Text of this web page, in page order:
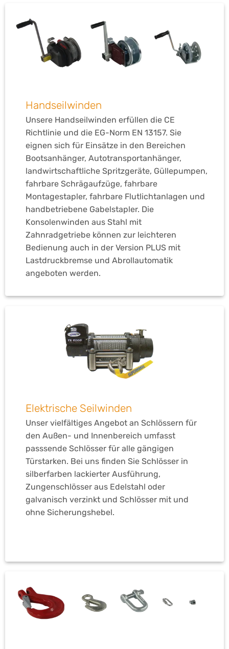
Handseilwinden
Unsere Handseilwinden erfüllen die CE
Richtlinie und die EG-Norm EN 13157. Sie
eignen sich für Einsätze in den Bereichen
Bootsanhänger, Autotransportanhänger,
landwirtschaftliche Spritzgeräte, Güllepumpen,
fahrbare Schrägaufzüge, fahrbare
Montagestapler, fahrbare Flutlichtanlagen und
handbetriebene Gabelstapler. Die
Konsolenwinden aus Stahl mit
Zahnradgetriebe können zur leichteren
Bedienung auch in der Version PLUS mit
Lastdruckbremse und Abrollautomatik
angeboten werden.
Elektrische Seilwinden
Unser vielfältiges Angebot an Schlössern für
den Außen- und Innenbereich umfasst
passsende Schlösser für alle gängigen
Türstarken. Bei uns finden Sie Schlösser in
silberfarben lackierter Ausführung,
Zungenschlösser aus Edelstahl oder
galvanisch verzinkt und Schlösser mit und
ohne Sicherungshebel.